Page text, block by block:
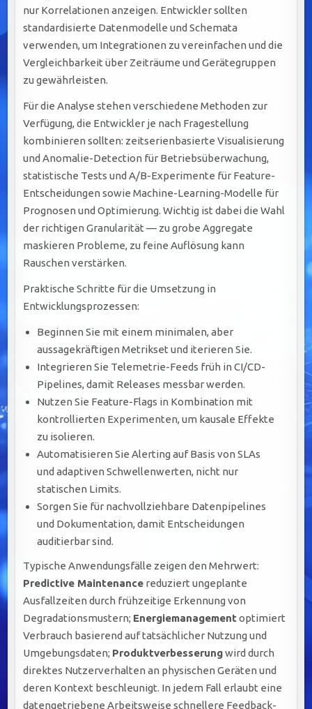
nur Korrelationen anzeigen. Entwickler sollten
standardisierte Datenmodelle und Schemata
verwenden, um Integrationen zu vereinfachen und die
Vergleichbarkeit über Zeiträume und Gerätegruppen
zu gewährleisten.
Für die Analyse stehen verschiedene Methoden zur
Verfügung, die Entwickler je nach Fragestellung
kombinieren sollten: zeitserienbasierte Visualisierung
und Anomalie-Detection für Betriebsüberwachung,
statistische Tests und A/B-Experimente für Feature-
Entscheidungen sowie Machine-Learning-Modelle für
Prognosen und Optimierung. Wichtig ist dabei die Wahl
der richtigen Granularität — zu grobe Aggregate
maskieren Probleme, zu feine Auflösung kann
Rauschen verstärken.
Praktische Schritte für die Umsetzung in
Entwicklungsprozessen:
Beginnen Sie mit einem minimalen, aber
aussagekräftigen Metrikset und iterieren Sie.
Integrieren Sie Telemetrie-Feeds früh in CI/CD-
Pipelines, damit Releases messbar werden.
Nutzen Sie Feature-Flags in Kombination mit
kontrollierten Experimenten, um kausale Effekte
zu isolieren.
Automatisieren Sie Alerting auf Basis von SLAs
und adaptiven Schwellenwerten, nicht nur
statischen Limits.
Sorgen Sie für nachvollziehbare Datenpipelines
und Dokumentation, damit Entscheidungen
auditierbar sind.
Typische Anwendungsfälle zeigen den Mehrwert:
Predictive Maintenance reduziert ungeplante
Ausfallzeiten durch frühzeitige Erkennung von
Degradationsmustern; Energiemanagement optimiert
Verbrauch basierend auf tatsächlicher Nutzung und
Umgebungsdaten; Produktverbesserungwird durch
direktes Nutzerverhalten an physischen Geräten und
deren Kontext beschleunigt. In jedem Fall erlaubt eine
datengetriebene Arbeitsweise schnellere Feedback-